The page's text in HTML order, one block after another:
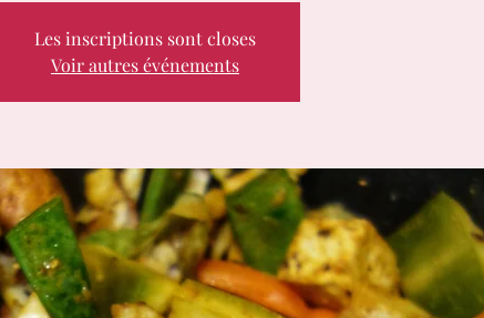
Les inscriptions sont closes
Voir autres événements